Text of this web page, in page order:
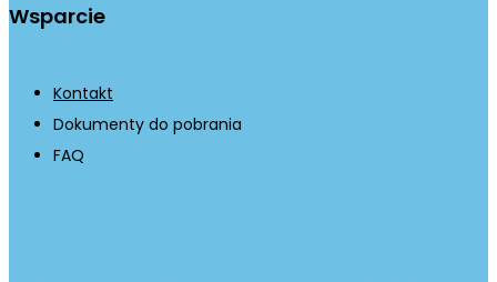
Wsparcie
Kontakt
Dokumenty do pobrania
FAQ